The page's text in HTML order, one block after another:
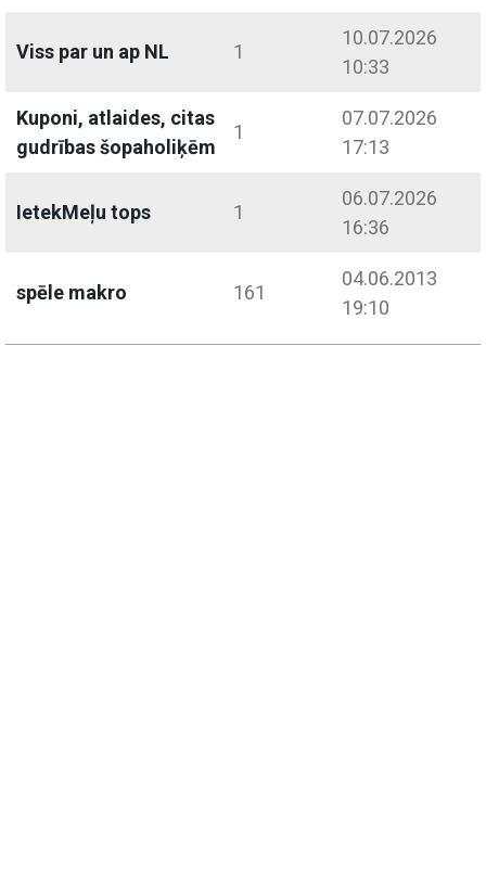
Viss par un ap NL 1
10.07.2026
10:33
Kuponi, atlaides, citas
gudrības šopaholiķēm
1
07.07.2026
17:13
IetekMeļu tops 1
06.07.2026
16:36
spēle makro 161
04.06.2013
19:10